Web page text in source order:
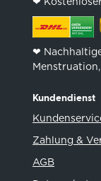
❤︎
Kundendienst
Zahlung &
AGB